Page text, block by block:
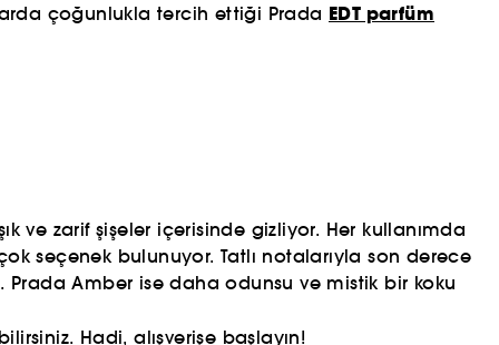
çoğunlukla tercih ettiği Prada EDT parfüm
ve zarif şişeler içerisinde gizliyor. Her kullanımda
seçenek bulunuyor. Tatlı notalarıyla son derece
Prada Amber ise daha odunsu ve mistik bir koku
Hadi, alışverişe başlayın!